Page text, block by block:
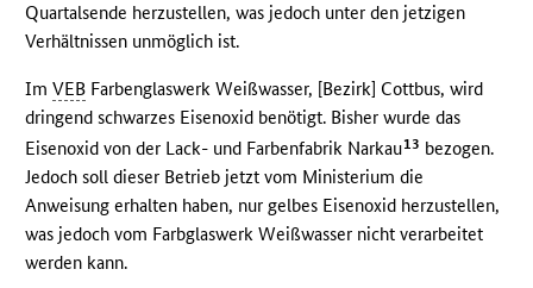
Quartalsende herzustellen, was jedoch unter den jetzigen
Verhältnissen unmöglich ist.
ImVEB Farbenglaswerk Weißwasser, [Bezirk] Cottbus, wird
dringend schwarzes Eisenoxid benötigt. Bisher wurde das
Eisenoxid von der Lack- und Farbenfabrik Narkau13 bezogen.
Jedoch soll dieser Betrieb jetzt vom Ministerium die
Anweisung erhalten haben, nur gelbes Eisenoxid herzustellen,
was jedoch vom Farbglaswerk Weißwasser nicht verarbeitet
werden kann.